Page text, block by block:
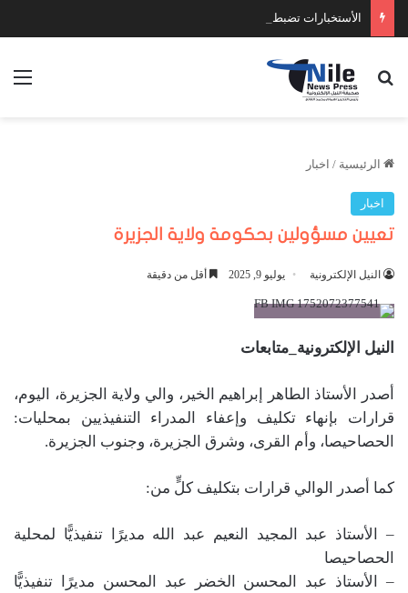
الأستخبارات تضبط عدد كبير من السلاح والمخدرات
بحث عن
الرئيسية / اخبار
اخبار
تعيين مسؤولين بحكومة ولاية الجزيرة
النيل الإلكترونية يوليو 9, 2025 أقل من دقيقة
النيل الإلكترونية_متابعات
أصدر الأستاذ الطاهر إبراهيم الخير، والي ولاية الجزيرة، اليوم،
قرارات بإنهاء تكليف وإعفاء المدراء التنفيذيين بمحليات:
الحصاحيصا، وأم القرى، وشرق الجزيرة، وجنوب الجزيرة.
كما أصدر الوالي قرارات بتكليف كلٍّ من:
– الأستاذ عبد المجيد النعيم عبد الله مديرًا تنفيذيًّا لمحلية
الحصاحيصا
– الأستاذ عبد المحسن الخضر عبد المحسن مديرًا تنفيذيًّا